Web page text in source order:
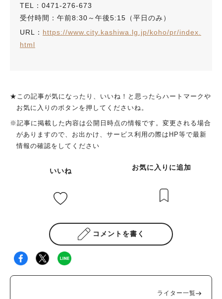
TEL：0471-276-673
受付時間：午前8:30～午後5:15（平日のみ）
URL： https://www.city.kashiwa.lg.jp/koho/pr/index.
html
★この記事が気になったり、いいね！と思ったらハートマークや
お気に入りのボタンを押してくださいね。
※記事に掲載した内容は公開日時点の情報です。変更される場合
がありますので、お出かけ、サービス利用の際はHP等で最新
情報の確認をしてください
いいね お気に入りに追加
コメントを書く
ライター一覧